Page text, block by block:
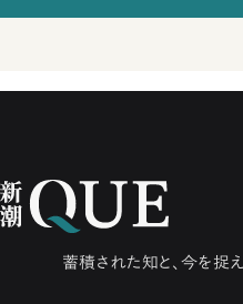
蓄積された知と、今を捉